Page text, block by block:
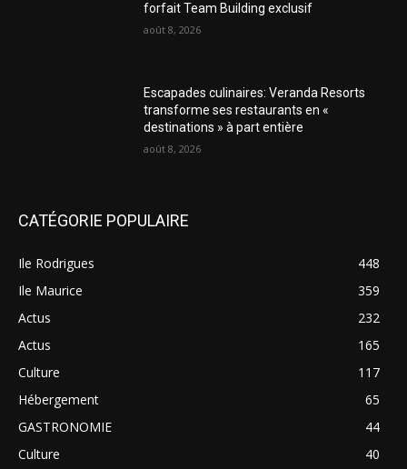
forfait Team Building exclusif
août 8, 2026
Escapades culinaires: Veranda Resorts
transforme ses restaurants en «
destinations » à part entière
août 8, 2026
CATÉGORIE POPULAIRE
Ile Rodrigues
448
Ile Maurice
359
Actus
232
Actus
165
Culture
117
Hébergement
65
GASTRONOMIE
44
Culture
40